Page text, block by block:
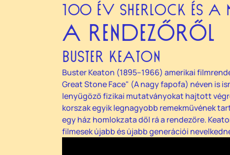
100 ÉV SHERLOCK ÉS
A RENDEZŐRŐL
BUSTER KEATON
Buster Keaton (1895–1966) amerikai
Great Stone Face" (A nagy fapofa) néven is
lenyűgöző fizikai mutatványokat hajtott
korszak egyik legnagyobb remekművének
egy ház homlokzata dől rá a rendezőre.
filmesek újabb és újabb generációi